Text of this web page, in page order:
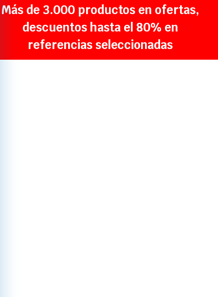
Más de 3.000 productos en ofertas,
descuentos hasta el 80% en
referencias seleccionadas